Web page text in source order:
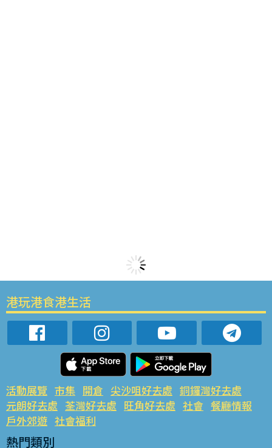
港玩港食港生活
活動展覽 市集 開倉 尖沙咀好去處 銅鑼灣好去處
元朗好去處 荃灣好去處 旺角好去處 社會 餐廳情報
戶外郊遊 社會福利
熱門類別